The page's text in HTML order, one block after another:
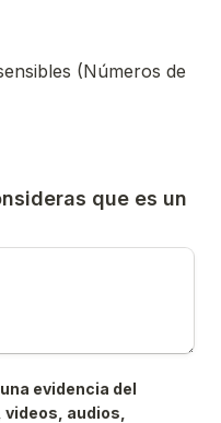
(Números de
que es un
evidencia del
audios,